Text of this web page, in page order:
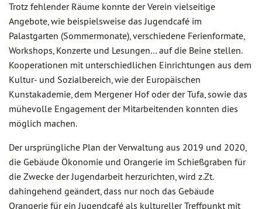
Trotz fehlender Räume konnte der Verein vielseitige
Angebote, wie beispielsweise das Jugendcafé im
Palastgarten (Sommermonate), verschiedene Ferienformate,
Workshops, Konzerte und Lesungen… auf die Beine stellen.
Kooperationen mit unterschiedlichen Einrichtungen aus dem
Kultur- und Sozialbereich, wie der Europäischen
Kunstakademie, dem Mergener Hof oder der Tufa, sowie das
mühevolle Engagement der Mitarbeitenden konnten dies
möglich machen.
Der ursprüngliche Plan der Verwaltung aus 2019 und 2020,
die Gebäude Ökonomie und Orangerie im Schießgraben für
die Zwecke der Jugendarbeit herzurichten, wird z.Zt.
dahingehend geändert, dass nur noch das Gebäude
Orangerie für ein Jugendcafé als kultureller Treffpunkt mit